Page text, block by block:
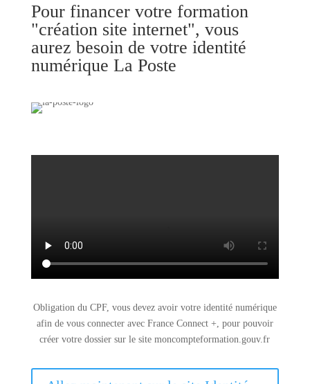
Pour financer votre formation
"création site internet", vous
aurez besoin de votre identité
numérique La Poste
Obligation du CPF, vous devez avoir votre identité numérique
afin de vous connecter avec France Connect +, pour pouvoir
créer votre dossier sur le site moncompteformation.gouv.fr